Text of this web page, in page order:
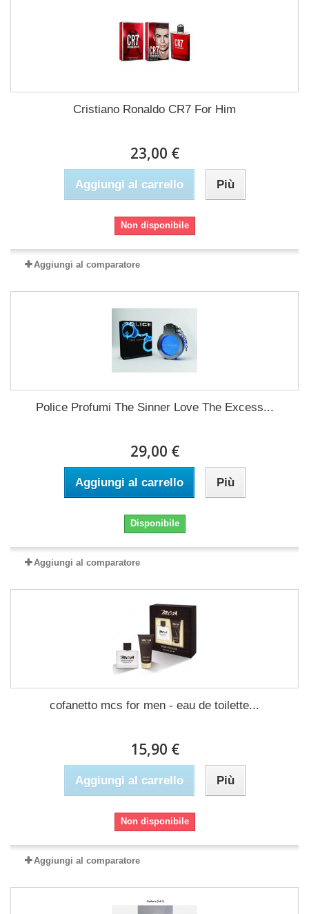
Cristiano Ronaldo CR7 For Him
23,00 €
Aggiungi al carrello Più
Non disponibile
Aggiungi al comparatore
Police Profumi The Sinner Love The Excess...
29,00 €
Aggiungi al carrello Più
Disponibile
Aggiungi al comparatore
cofanetto mcs for men - eau de toilette...
15,90 €
Aggiungi al carrello Più
Non disponibile
Aggiungi al comparatore